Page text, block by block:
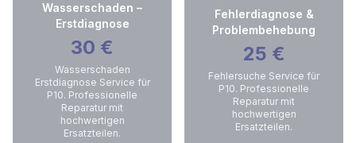
Wasserschaden –
Erstdiagnose
30 €
Wasserschaden
Erstdiagnose Service für
P10. Professionelle
Reparatur mit
hochwertigen
Ersatzteilen.
Fehlerdiagnose &
Problembehebung
25 €
Fehlersuche Service für
P10. Professionelle
Reparatur mit
hochwertigen
Ersatzteilen.